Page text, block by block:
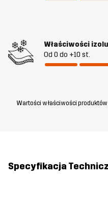
Właściwości
Od 0 do +10 st.
Wartości właściwości
Specyfikacja